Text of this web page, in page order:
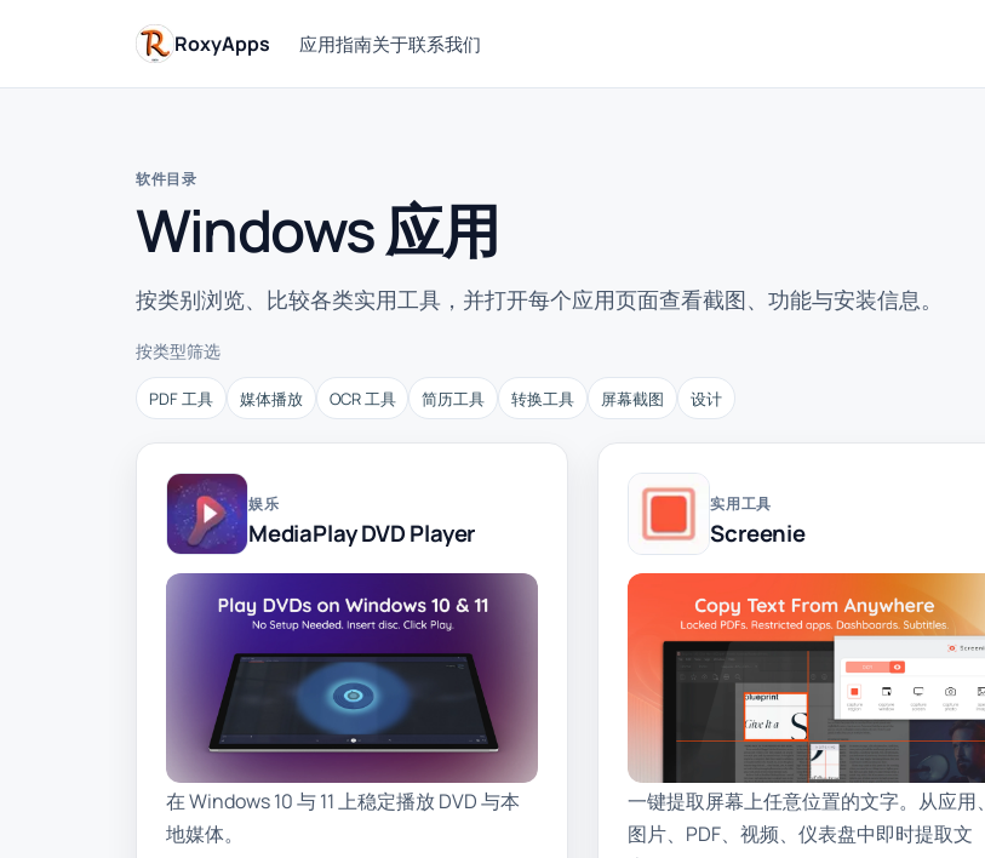
RoxyApps 应用指南关于联系我们
软件目录
Windows 应用
按类别浏览、比较各类实用工具，并打开每个应用页面查看截图、功能与安装信息。
按类型筛选
PDF 工具 媒体播放 OCR 工具 简历工具 转换工具 屏幕截图 设计
娱乐
MediaPlay DVD Player
在 Windows 10 与 11 上稳定播放 DVD 与本
地媒体。
实用工具
Screenie
一键提取屏幕上任意位置的文字。从应用、
图片、PDF、视频、仪表盘中即时提取文